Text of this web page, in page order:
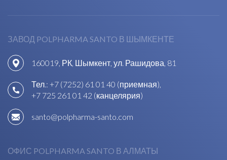
ЗАВОД POLPHARMA SANTO В ШЫМКЕНТЕ
160019, РК, Шымкент, ул. Рашидова, 81
Тел.: +7 (7252) 61 01 40 (приемная),
+7 725 261 01 42 (канцелярия)
santo@polpharma-santo.com
ОФИС POLPHARMA SANTO В АЛМАТЫ